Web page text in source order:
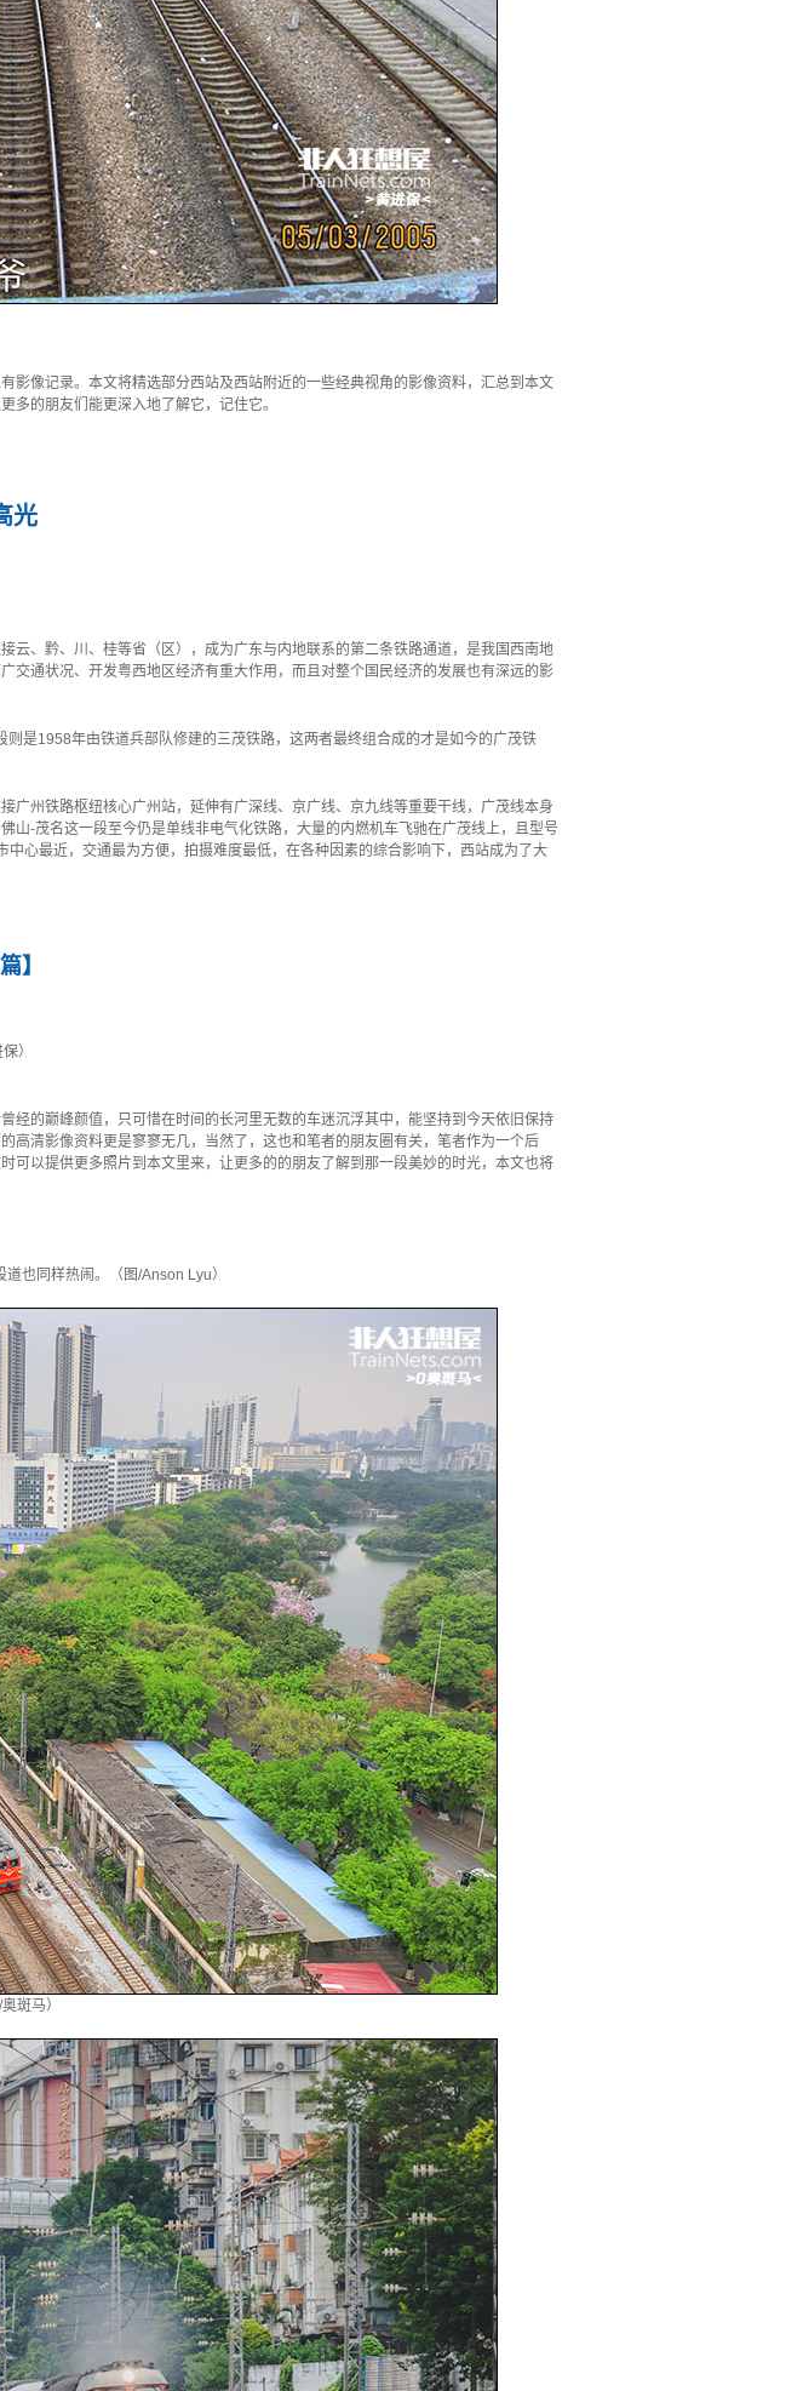
影像记录。本文将精选部分西站及西站附近的一些经典视角的影像资料，汇总到本文
多的朋友们能更深入地了解它，记住它。
光
云、黔、川、桂等省（区），成为广东与内地联系的第二条铁路通道，是我国西南地
交通状况、开发粤西地区经济有重大作用，而且对整个国民经济的发展也有深远的影
是1958年由铁道兵部队修建的三茂铁路，这两者最终组合成的才是如今的广茂铁
州铁路枢纽核心广州站，延伸有广深线、京广线、京九线等重要干线，广茂线本身
-茂名这一段至今仍是单线非电气化铁路，大量的内燃机车飞驰在广茂线上，且型号
心最近，交通最为方便，拍摄难度最低，在各种因素的综合影响下，西站成为了大
】
）
经的巅峰颜值，只可惜在时间的长河里无数的车迷沉浮其中，能坚持到今天依旧保持
高清影像资料更是寥寥无几，当然了，这也和笔者的朋友圈有关，笔者作为一个后
可以提供更多照片到本文里来，让更多的的朋友了解到那一段美妙的时光，本文也将
也同样热闹。（图/Anson Lyu）
斑马）